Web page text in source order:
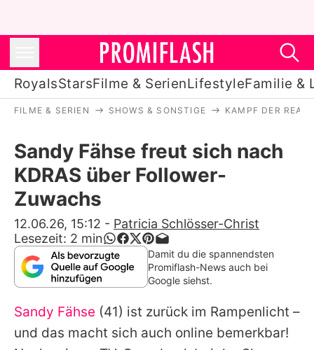
RoyalsStarsFilme & SerienLifestyleFamilie &
Stars
Filme & Serien
Lifestyle
Familie & Liebe
Promiflash Exklusiv
Alle Themen auf Promiflash
FILME & SERIEN SHOWS & SONSTIGE KAMPF DER
Sandy Fähse freut sich nach
KDRAS über Follower-
Zuwachs
12.06.26, 15:12 - Patricia Schlösser-Christ
Lesezeit: 2 min
Damit du die spannendsten
Promiflash-News auch bei
Google siehst.
Sandy Fähse (41) ist zurück im Rampenlicht –
und das macht sich auch online bemerkbar!